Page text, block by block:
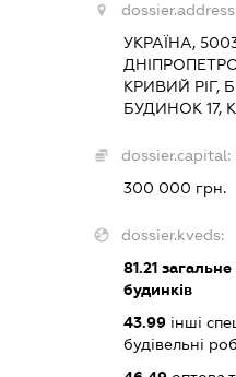
УКРАЇНА,
КРИВИЙ РІГ,
БУДИНОК 17,
dossier.capital:
300 000 грн.
dossier.kveds:
81.21
будинків
43.99 інші
будівельні